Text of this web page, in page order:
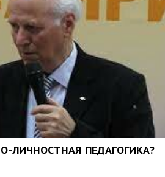
ЛИЧНОСТНАЯ ПЕДАГОГИКА?